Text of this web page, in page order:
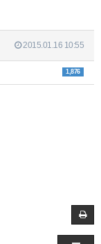
2015.01.16 10:55
1,876